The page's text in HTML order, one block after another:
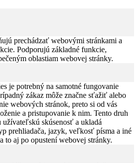
prechádzať webovými stránkami a
Podporujú základné funkcie,
oblastiam webovej stránky.
je potrebný na samotné fungovanie
zákaz môže značne sťažiť alebo
webových stránok, preto si od vás
a pristupovanie k nim. Tento druh
užívateľskú skúsenosť a ukladá
prehliadača, jazyk, veľkosť písma a iné
to aj po opustení webovej stránky.